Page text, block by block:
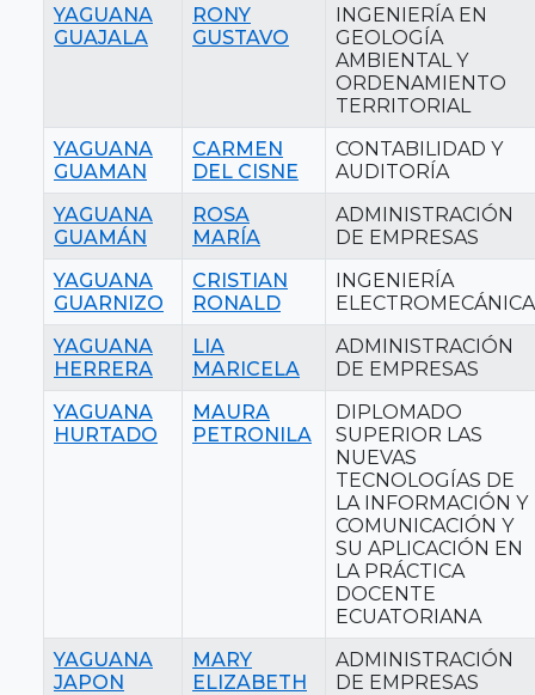
YAGUANA
GUAJALA
RONY
GUSTAVO
INGENIERÍA EN
GEOLOGÍA
AMBIENTAL Y
ORDENAMIENTO
TERRITORIAL
YAGUANA
GUAMAN
CARMEN
DEL CISNE
CONTABILIDAD Y
AUDITORÍA
YAGUANA
GUAMÁN
ROSA
MARÍA
ADMINISTRACIÓN
DE EMPRESAS
YAGUANA
GUARNIZO
CRISTIAN
RONALD
INGENIERÍA
ELECTROMECÁNICA
YAGUANA
HERRERA
LIA
MARICELA
ADMINISTRACIÓN
DE EMPRESAS
YAGUANA
HURTADO
MAURA
PETRONILA
DIPLOMADO
SUPERIOR LAS
NUEVAS
TECNOLOGÍAS DE
LA INFORMACIÓN Y
COMUNICACIÓN Y
SU APLICACIÓN EN
LA PRÁCTICA
DOCENTE
ECUATORIANA
YAGUANA
JAPON
MARY
ELIZABETH
ADMINISTRACIÓN
DE EMPRESAS